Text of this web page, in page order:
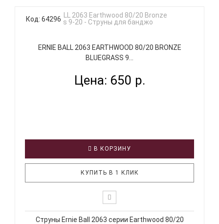
Код: 64296
ERNIE BALL 2063 EARTHWOOD 80/20 BRONZE
BLUEGRASS 9...
Цена: 650 р.
В КОРЗИНУ
КУПИТЬ В 1 КЛИК
Струны Ernie Ball 2063 серии Earthwood 80/20